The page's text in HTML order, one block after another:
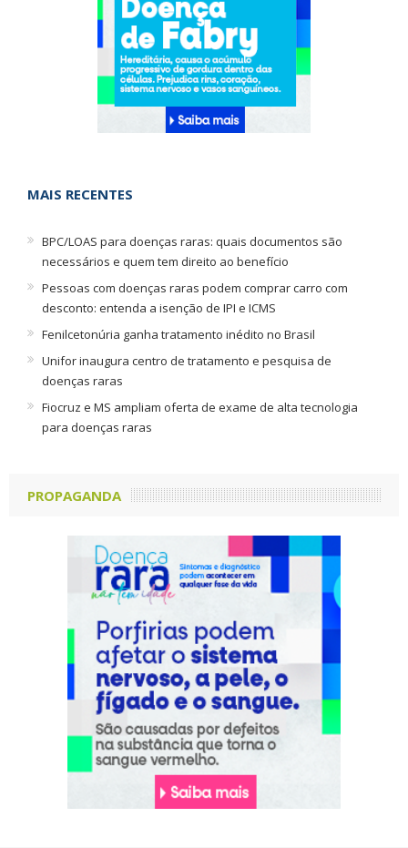
MAIS RECENTES
BPC/LOAS para doenças raras: quais documentos são
necessários e quem tem direito ao benefício
Pessoas com doenças raras podem comprar carro com
desconto: entenda a isenção de IPI e ICMS
Fenilcetonúria ganha tratamento inédito no Brasil
Unifor inaugura centro de tratamento e pesquisa de
doenças raras
Fiocruz e MS ampliam oferta de exame de alta tecnologia
para doenças raras
PROPAGANDA